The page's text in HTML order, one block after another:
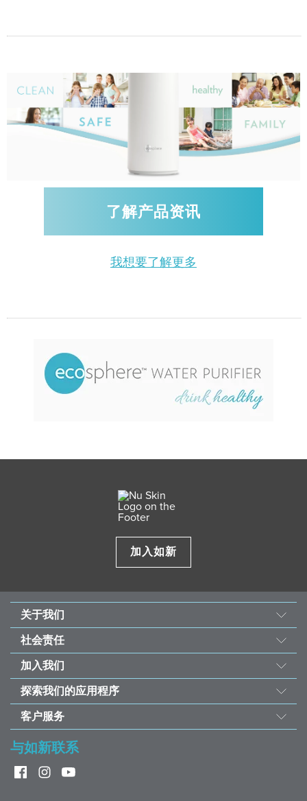
了解产品资讯
我想要了解更多
加入如新
关于我们
我们的故事
使命与愿景
经营团队
资料来源
投资者
如新欢庆40周年
社会责任
善的力量
东南亚儿童心脏基金会
永续发展计划
受饥儿滋养计划
加入我们
机会
荣誉榜
探索我们的应用程序
如新Vera®护肤咨询
如新Stela和如新Connect
ageLOC® TRME®
客户服务
帮助
常见问题
与如新联系